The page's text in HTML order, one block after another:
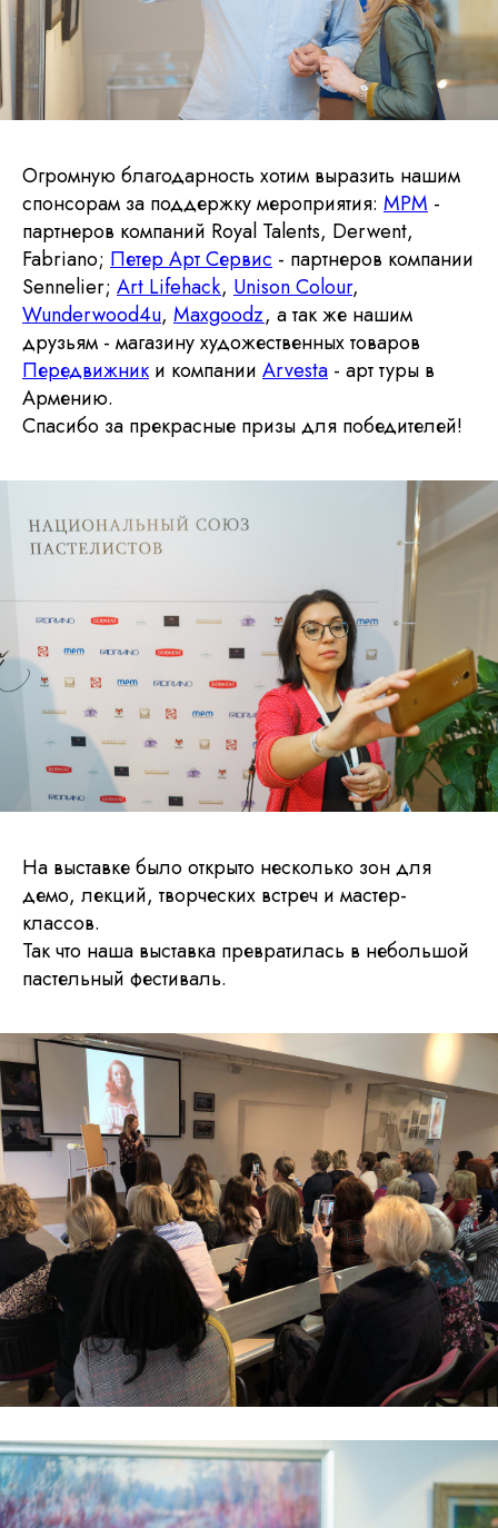
Огромную благодарность хотим выразить нашим
спонсорам за поддержку мероприятия: MPM -
партнеров компаний Royal Talents, Derwent,
Fabriano; Петер Арт Сервис - партнеров компании
Sennelier; Art Lifehack, Unison Colour,
Wunderwood4u, Maxgoodz, а так же нашим
друзьям - магазину художественных товаров
Передвижник и компании Arvesta - арт туры в
Армению.
Спасибо за прекрасные призы для победителей!
На выставке было открыто несколько зон для
демо, лекций, творческих встреч и мастер-
классов.
Так что наша выставка превратилась в небольшой
пастельный фестиваль.
Подпишитесь на новости
Я хочу получать ваши рассылки